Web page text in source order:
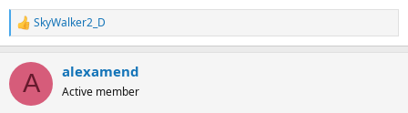
R
e
k
i
SkyWalker2_D
A alexamend
Active member